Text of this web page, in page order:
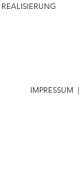
REALISIERUNG
IMPRESSUM |